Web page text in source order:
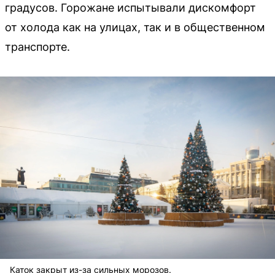
градусов. Горожане испытывали дискомфорт
от холода как на улицах, так и в общественном
транспорте.
Каток закрыт из-за сильных морозов.